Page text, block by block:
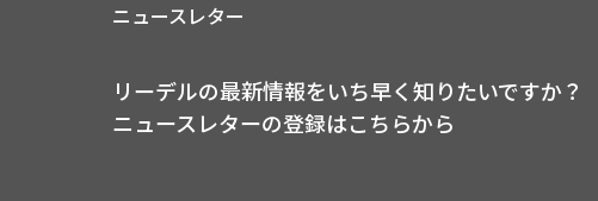
ニュースレター
リーデルの最新情報をいち早く知りたいですか？
ニュースレターの登録はこちらから